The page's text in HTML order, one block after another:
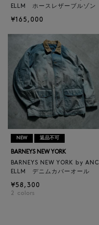
ELLM ホースレザーブルゾン
¥165,000
NEW 返品不可
BARNEYS NEW YORK
BARNEYS NEW YORK by ANC
ELLM デニムカバーオール
¥58,300
2 colors